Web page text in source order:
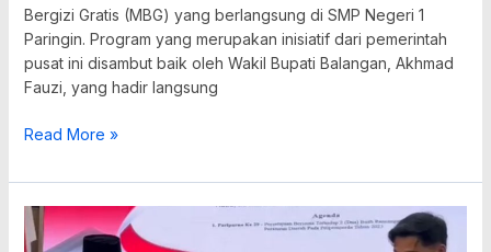
Bergizi Gratis (MBG) yang berlangsung di SMP Negeri 1
Paringin. Program yang merupakan inisiatif dari pemerintah
pusat ini disambut baik oleh Wakil Bupati Balangan, Akhmad
Fauzi, yang hadir langsung
Read More »
Pemkab–
DPRD